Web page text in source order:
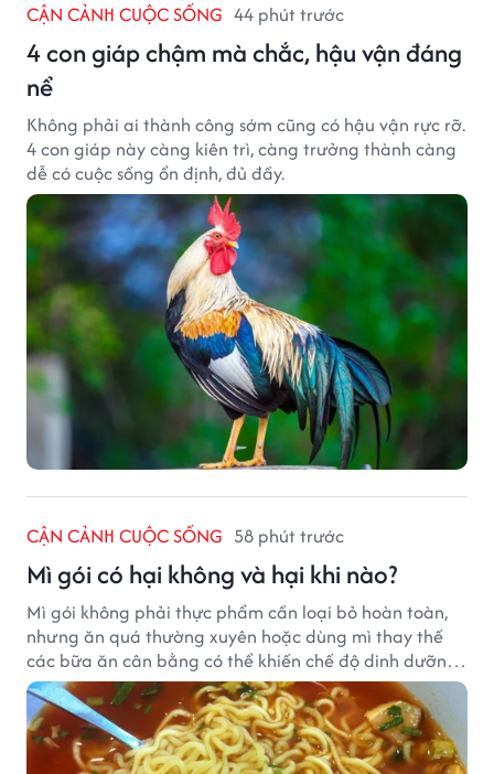
CẬN CẢNH CUỘC SỐNG 44 phút trước
4 con giáp chậm mà chắc, hậu vận đáng
nể
Không phải ai thành công sớm cũng có hậu vận rực rỡ.
4 con giáp này càng kiên trì, càng trưởng thành càng
dễ có cuộc sống ổn định, đủ đầy.
CẬN CẢNH CUỘC SỐNG 58 phút trước
Mì gói có hại không và hại khi nào?
Mì gói không phải thực phẩm cần loại bỏ hoàn toàn,
nhưng ăn quá thường xuyên hoặc dùng mì thay thế
các bữa ăn cân bằng có thể khiến chế độ dinh dưỡng
mất cân đối.